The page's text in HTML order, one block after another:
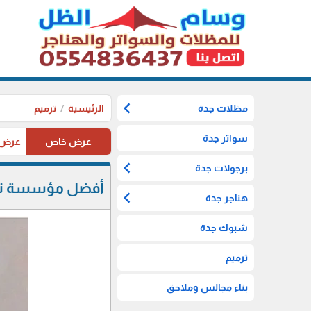
مظلات جدة chevron_left
سواتر جدة
برجولات جدة chevron_left
هناجر جدة chevron_left
شبوك جدة
ترميم
بناء مجالس وملاحق
الرئيسية ترميم
عرض خاص عرض خاص
أفضل مؤسسة